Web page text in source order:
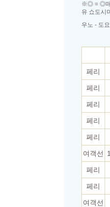
※◎ = ◎매
유 쇼도시
우노 - 도
페리
페리
페리
페리
페리
여객선
페리
페리
여객선